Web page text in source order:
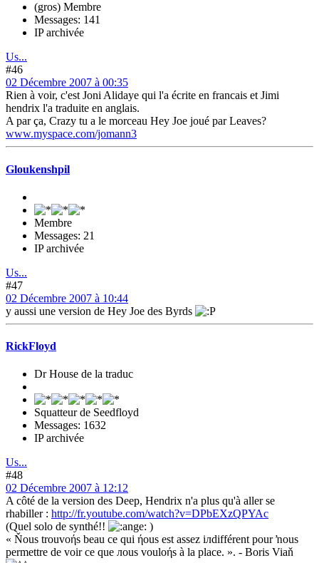
(gros) Membre
Messages: 141
IP archivée
Us...
#46
02 Décembre 2007 à 00:35
Rien à voir, c'est Joni Alidaye qui l'a écrite en francais et Jimi
hendrix l'a traduite en anglais.
A par ça, Crazy tu a le morceau Hey Joe joué par Leaves?
www.myspace.com/jomann3
Gloukenshpil
Membre
Messages: 21
IP archivée
Us...
#47
02 Décembre 2007 à 10:44
y aussi une version de Hey Joe des Byrds
RickFloyd
Dr House de la traduc
Squatteur de Seedfloyd
Messages: 1632
IP archivée
Us...
#48
02 Décembre 2007 à 12:12
A côté de la version des Deep, Hendrix n'a plus qu'à aller se
rhabiller : http://fr.youtube.com/watch?v=DPbEXzQPYAc
(Quel solo de synthé!!
)
« Ňous trouvoήs beau ce qui ήous est assez iлdifférent pour ŉous
permettre de voir ce que лous vouloήs à la place. ». - Boris Viaň